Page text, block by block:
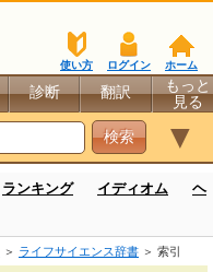
ホーム
ログイン
使い方
診断 翻訳
もっと
見る
▼
ランキング イディオム
ヘ
＞ ライフサイエンス辞書 ＞ 索引